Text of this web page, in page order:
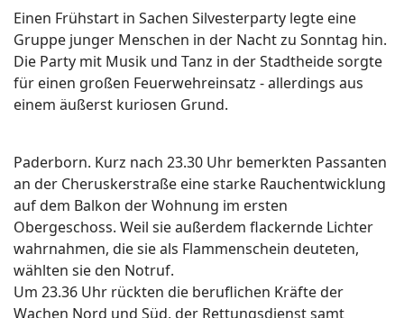
Einen Frühstart in Sachen Silvesterparty legte eine
Gruppe junger Menschen in der Nacht zu Sonntag hin.
Die Party mit Musik und Tanz in der Stadtheide sorgte
für einen großen Feuerwehreinsatz - allerdings aus
einem äußerst kuriosen Grund.
Paderborn. Kurz nach 23.30 Uhr bemerkten Passanten
an der Cheruskerstraße eine starke Rauchentwicklung
auf dem Balkon der Wohnung im ersten
Obergeschoss. Weil sie außerdem flackernde Lichter
wahrnahmen, die sie als Flammenschein deuteten,
wählten sie den Notruf.
Um 23.36 Uhr rückten die beruflichen Kräfte der
Wachen Nord und Süd, der Rettungsdienst samt